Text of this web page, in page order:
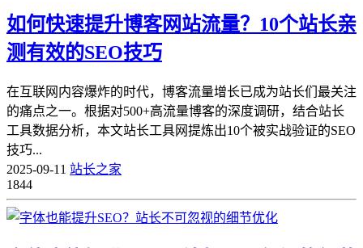
如何快速提升博客网站流量？10个站长亲
测有效的SEO技巧
在互联网内容爆炸的时代，博客流量增长已成为站长们最关注
的痛点之一。根据对500+高流量博客的深度调研，结合站长
工具数据分析，本文站长工具网提炼出10个被实战验证的SEO
技巧...
2025-09-11 站长之家
1844